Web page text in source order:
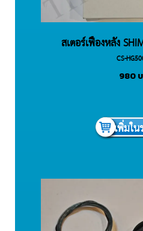
สเตอร์เฟืองหลัง
DEORE/
CS-
980
เพิ่มใน